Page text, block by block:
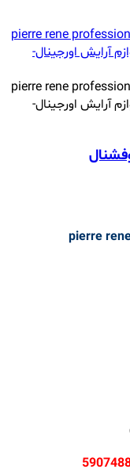
pierre